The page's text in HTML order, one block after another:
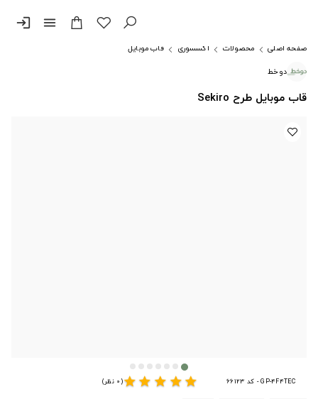
menu
login
صفحه اصلی محصولات اکسسوری
قاب موبایل
دوخط
قاب موبایل طرح Sekiro
GP-4F4TEC - کد 66123 star
star
star
star
star(0 نظر)